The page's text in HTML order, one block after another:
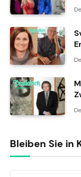
Bleiben Sie in